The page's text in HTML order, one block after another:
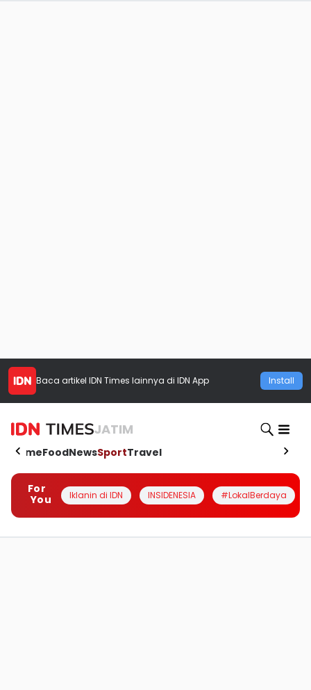
Baca artikel IDN Times lainnya di IDN App Install
JATIM
HomeFoodNewsSportTravel
For
You
Iklanin di IDN INSIDENESIA #LokalBerdaya